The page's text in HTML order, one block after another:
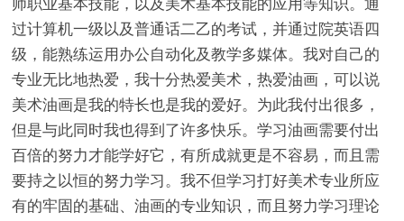
师职业基本技能，以及美术基本技能的应用等知识。通
过计算机一级以及普通话二乙的考试，并通过院英语四
级，能熟练运用办公自动化及教学多媒体。我对自己的
专业无比地热爱，我十分热爱美术，热爱油画，可以说
美术油画是我的特长也是我的爱好。为此我付出很多，
但是与此同时我也得到了许多快乐。学习油画需要付出
百倍的努力才能学好它，有所成就更是不容易，而且需
要持之以恒的努力学习。我不但学习打好美术专业所应
有的牢固的基础、油画的专业知识，而且努力学习理论